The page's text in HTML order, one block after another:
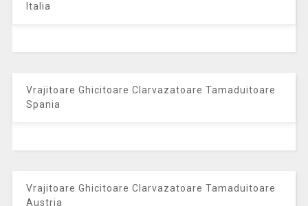
Italia
Vrajitoare Ghicitoare Clarvazatoare Tamaduitoare
Spania
Vrajitoare Ghicitoare Clarvazatoare Tamaduitoare
Austria